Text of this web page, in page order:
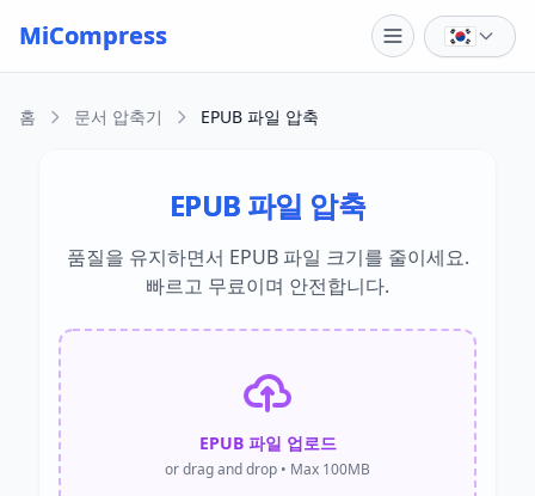
Skip to main content
MiCompress
홈 문서 압축기 EPUB 파일 압축
EPUB 파일 압축
품질을 유지하면서 EPUB 파일 크기를 줄이세요.
빠르고 무료이며 안전합니다.
EPUB 파일 업로드
or drag and drop • Max 100MB